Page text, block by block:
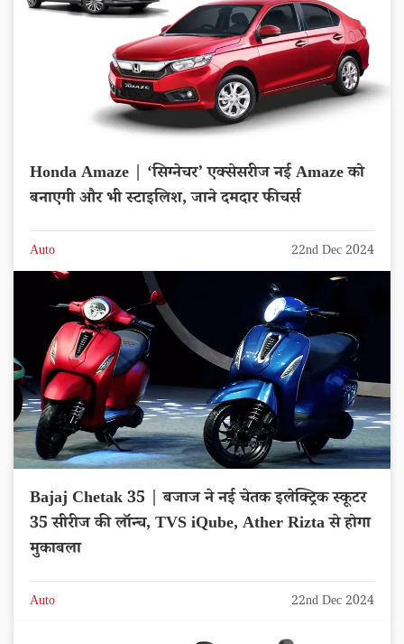
Honda Amaze | ‘सिग्नेचर’ एक्सेसरीज नई Amaze को
बनाएगी और भी स्टाइलिश, जाने दमदार फीचर्स
Auto 22nd Dec 2024
Bajaj Chetak 35 | बजाज ने नई चेतक इलेक्ट्रिक स्कूटर
35 सीरीज की लॉन्च, TVS iQube, Ather Rizta से होगा
मुकाबला
Auto 22nd Dec 2024